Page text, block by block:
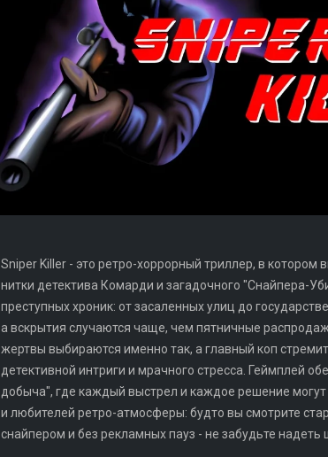
Sniper Killer - это ретро-хоррорный триллер, в
нитки детектива Комарди и загадочного "Снайпера-
преступных хроник: от засаленных улиц до
а вскрытия случаются чаще, чем пятничные
жертвы выбираются именно так, а главный коп
детективной интриги и мрачного стресса. Геймплей
добыча", где каждый выстрел и каждое решение
и любителей ретро-атмосферы: будто вы смотрите
снайпером и без рекламных пауз - не забудьте